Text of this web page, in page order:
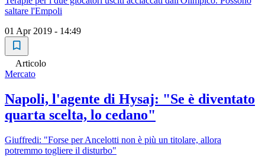
saltare l'Empoli
01 Apr 2019 - 14:49
Articolo
Mercato
Napoli, l'agente di Hysaj: "Se è diventato
quarta scelta, lo cedano"
Giuffredi: "Forse per Ancelotti non è più un titolare, allora
potremmo togliere il disturbo"